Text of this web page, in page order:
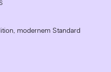
modernem Standard